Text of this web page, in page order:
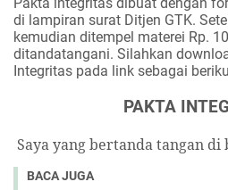
di lampiran surat Ditjen GTK.
kemudian ditempel materei Rp.
ditandatangani. Silahkan
Integritas pada link sebagai
PAKTA
Saya yang bertanda tangan di
BACA JUGA